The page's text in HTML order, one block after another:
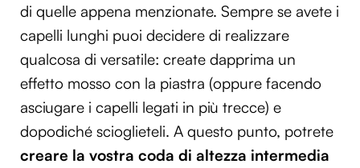
di quelle appena menzionate. Sempre se avete i
capelli lunghi puoi decidere di realizzare
qualcosa di versatile: create dapprima un
effetto mosso con la piastra (oppure facendo
asciugare i capelli legati in più trecce) e
dopodiché scioglieteli. A questo punto, potrete
creare la vostra coda di altezza intermedia